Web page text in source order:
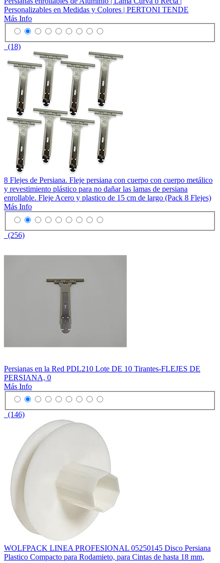
Personalizables en Medidas y Colores | PERTONI TENDE
Más Info
(18)
8 Flejes de Persiana. Fleje persiana con cuerpo con cuerpo metálico
y revestimiento plástico para no dañar las lamas de persiana
enrollable. Fleje Acero y plastico de 15 cm de largo (Pack 8 Flejes)
Más Info
(256)
Persianas en la Red PDL210 Lote DE 10 Tirantes-FLEJES DE
PERSIANA, 0
Más Info
(146)
WOLFPACK LINEA PROFESIONAL 05250145 Disco Persiana
Plastico Compacto para Rodamieto, para Cintas de hasta 18 mm,